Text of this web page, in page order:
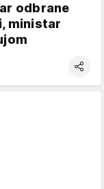
odbrane
ministar